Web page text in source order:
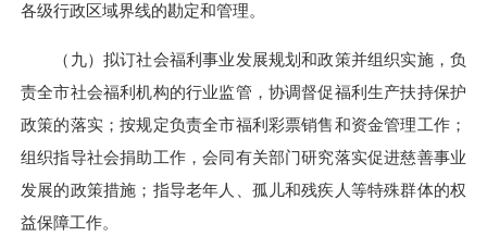
各级行政区域界线的勘定和管理。
（九）拟订社会福利事业发展规划和政策并组织实施，负
责全市社会福利机构的行业监管，协调督促福利生产扶持保护
政策的落实；按规定负责全市福利彩票销售和资金管理工作；
组织指导社会捐助工作，会同有关部门研究落实促进慈善事业
发展的政策措施；指导老年人、孤儿和残疾人等特殊群体的权
益保障工作。